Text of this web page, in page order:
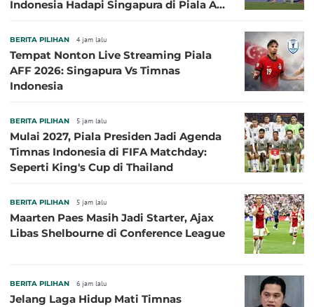
Indonesia Hadapi Singapura di Piala AFF
BERITA PILIHAN 4 jam lalu
Tempat Nonton Live Streaming Piala
AFF 2026: Singapura Vs Timnas
Indonesia
BERITA PILIHAN 5 jam lalu
Mulai 2027, Piala Presiden Jadi Agenda
Timnas Indonesia di FIFA Matchday:
Seperti King's Cup di Thailand
BERITA PILIHAN 5 jam lalu
Maarten Paes Masih Jadi Starter, Ajax
Libas Shelbourne di Conference League
BERITA PILIHAN 6 jam lalu
Jelang Laga Hidup Mati Timnas